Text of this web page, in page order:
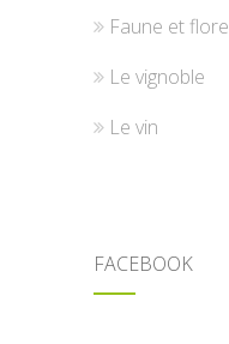
Faune et flore
Le vignoble
Le vin
FACEBOOK